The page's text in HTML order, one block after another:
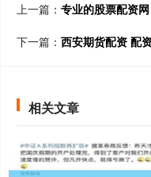
上一篇： 专业的股票配资
下一篇： 西安期货配资 配
相关文章